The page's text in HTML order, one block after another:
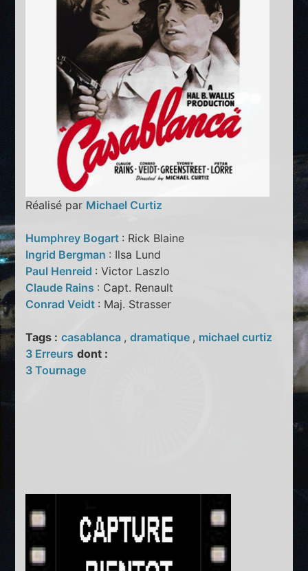
Réalisé par Michael Curtiz
Humphrey Bogart : Rick Blaine
Ingrid Bergman : Ilsa Lund
Paul Henreid : Victor Laszlo
Claude Rains : Capt. Renault
Conrad Veidt : Maj. Strasser
Tags : casablanca ,dramatique , michael curtiz
3 Erreurs dont :
3 Tournage